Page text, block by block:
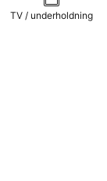
TV / underholdning